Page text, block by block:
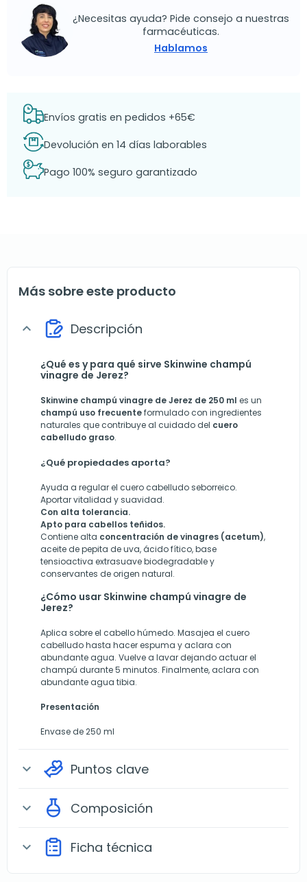
¿Necesitas ayuda? Pide consejo a nuestras
farmacéuticas.
Hablamos
Envíos gratis en pedidos +65€
Devolución en 14 días laborables
Pago 100% seguro garantizado
Más sobre este producto
expand_more Descripción
¿Qué es y para qué sirve Skinwine champú
vinagre de Jerez?
Skinwine champú vinagre de Jerez de 250 ml es un
champú uso frecuenteformulado con ingredientes
naturales que contribuye al cuidado del cuero
cabelludo graso.
¿Qué propiedades aporta?
Ayuda a regular el cuero cabelludo seborreico.
Aportar vitalidad y suavidad.
Con alta tolerancia.
Apto para cabellos teñidos.
Contiene alta concentración de vinagres (acetum),
aceite de pepita de uva, ácido fítico, base
tensioactiva extrasuave biodegradable y
conservantes de origen natural.
¿Cómo usar Skinwine champú vinagre de
Jerez?
Aplica sobre el cabello húmedo. Masajea el cuero
cabelludo hasta hacer espuma y aclara con
abundante agua. Vuelve a lavar dejando actuar el
champú durante 5 minutos. Finalmente, aclara con
abundante agua tibia.
Presentación
Envase de 250 ml
expand_more Puntos clave
expand_more Composición
expand_more Ficha técnica